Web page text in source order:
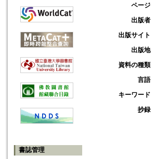
書誌管理
ページ
出版者
出版サイト
出版地
資料の種類
言語
キーワード
抄録